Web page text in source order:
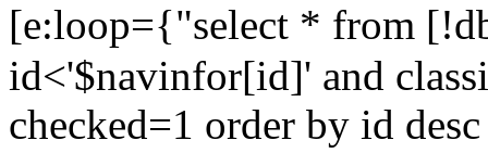
[e:loop={"select * from
id<'$navinfor[id]' and
checked=1 order by id